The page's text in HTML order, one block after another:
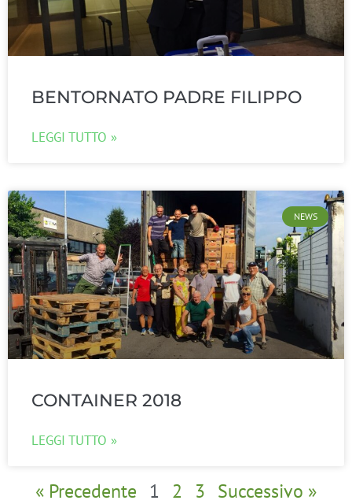
BENTORNATO PADRE FILIPPO
LEGGI TUTTO »
NEWS
CONTAINER 2018
LEGGI TUTTO »
« Precedente 1 2 3 Successivo »